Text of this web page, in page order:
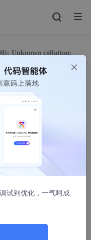
Unknown collation:
collation: ‘utf8
试到优化，一气呵成